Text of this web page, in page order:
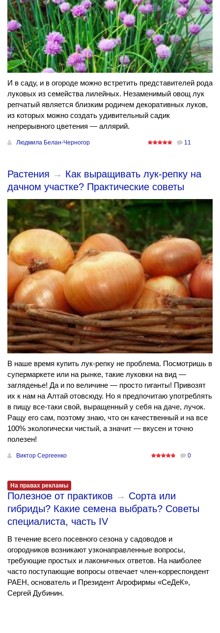
И в саду, и в огороде можно встретить представителей рода
луковых из семейства лилейных. Незаменимый овощ лук
репчатый является близким родичем декоративных луков,
из которых можно создать удивительный садик
непрерывного цветения — аллярий.
Людмила Белан-Черногор 11
Растения → Как выращивать лук-репку на
дачном участке? Практические советы
В наше время купить лук-репку не проблема. Посмотришь в
супермаркете или на рынке, такие луковки на вид —
загляденье! Да и по величине — просто гиганты! Привозят
их к нам на Алтай отовсюду. Но я предпочитаю употреблять
в пищу все-таки свой, выращенный у себя на даче, лучок.
Ращу его сам, поэтому знаю, что он качественный и на все
100% экологически чистый, а значит — вкусен и точно
полезен!
Виктор Сергеенко 0
На правах рекламы
Полезное от практиков → Сорта или
гибриды? Какие семена выбрать? Советы
специалиста, часть IV
В течение всего посевного сезона у садоводов и
огородников возникают узконаправленные вопросы,
требующие простых и лаконичных ответов. На наиболее
часто поступающие вопросы отвечает член-корреспондент
РАЕН, основатель и Президент Агрофирмы «СеДеК»,
Сергей Дубинин.